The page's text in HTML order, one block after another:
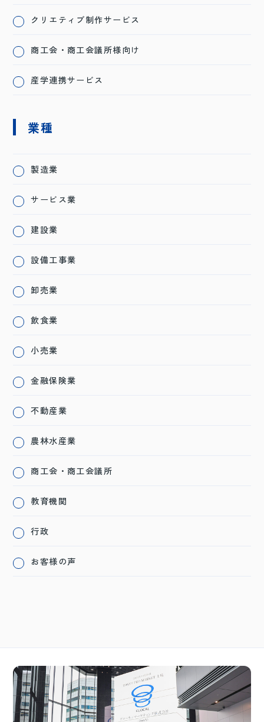
クリエティブ制作サービス
商工会・商工会議所様向け
産学連携サービス
業種
製造業
サービス業
建設業
設備工事業
卸売業
飲食業
小売業
金融保険業
不動産業
農林水産業
商工会・商工会議所
教育機関
行政
お客様の声